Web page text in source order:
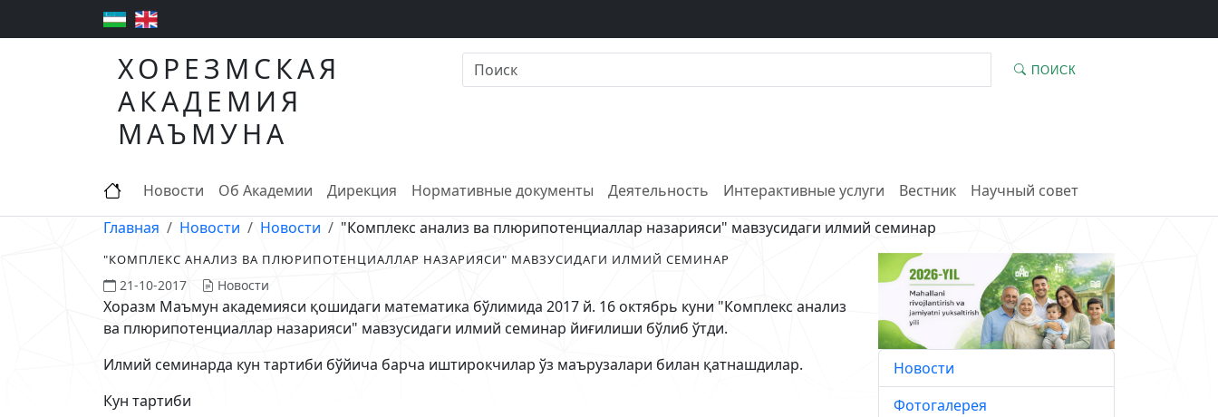
ХОРЕЗМСКАЯ
АКАДЕМИЯ
МАЪМУНА
ПОИСК
Новости Об Академии Дирекция Нормативные документы Деятельность Интерактивные услуги Вестник
Научный совет
Главная
Новости Новости "Комплекс анализ ва плюрипотенциаллар назарияси" мавзусидаги илмий семинар
"КОМПЛЕКС АНАЛИЗ ВА ПЛЮРИПОТЕНЦИАЛЛАР НАЗАРИЯСИ" МАВЗУСИДАГИ ИЛМИЙ СЕМИНАР
21-10-2017 Новости
Хоразм Маъмун академияси қошидаги математика бўлимида 2017 й. 16 октябрь куни "Комплекс анализ
ва плюрипотенциаллар назарияси" мавзусидаги илмий семинар йиғилиши бўлиб ўтди.
Илмий семинарда кун тартиби бўйича барча иштирокчилар ўз маърузалари билан қатнашдилар.
Кун тартиби
Новости
Фотогалерея